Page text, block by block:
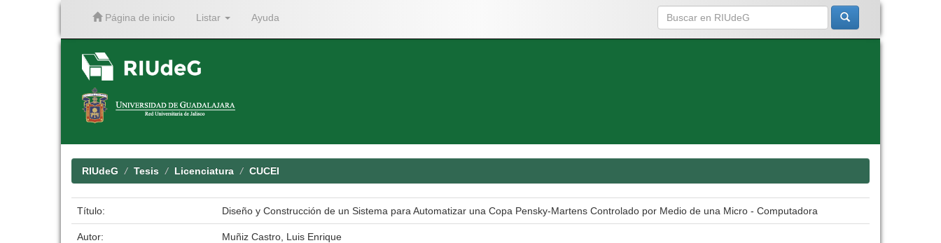
Página de inicio Listar Ayuda
RIUdeG Tesis Licenciatura CUCEI
Título: Diseño y Construcción de un Sistema para Automatizar una Copa Pensky-Martens Controlado por Medio de una Micro - Computadora
Autor: Muñiz Castro, Luis Enrique